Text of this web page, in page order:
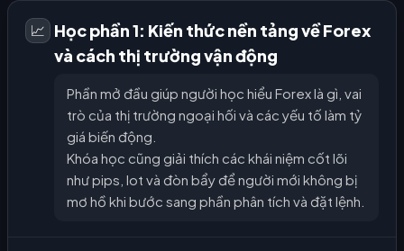
📈 Học phần 1: Kiến thức nền tảng về Forex
và cách thị trường vận động
Phần mở đầu giúp người học hiểu Forex là gì, vai
trò của thị trường ngoại hối và các yếu tố làm tỷ
giá biến động.
Khóa học cũng giải thích các khái niệm cốt lõi
như pips, lot và đòn bẩy để người mới không bị
mơ hồ khi bước sang phần phân tích và đặt lệnh.